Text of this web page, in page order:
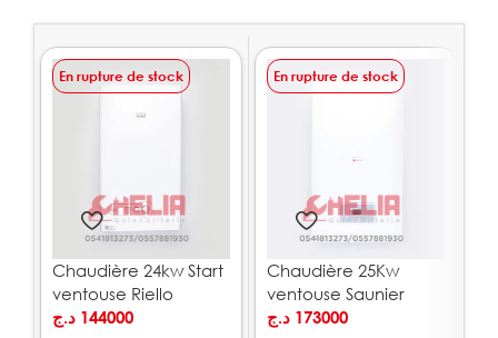
En rupture de stock
Chaudière 24kw Start
ventouse Riello
144000 د.ج
En rupture de stock
Chaudière 25Kw
ventouse Saunier
Duval173000 د.ج